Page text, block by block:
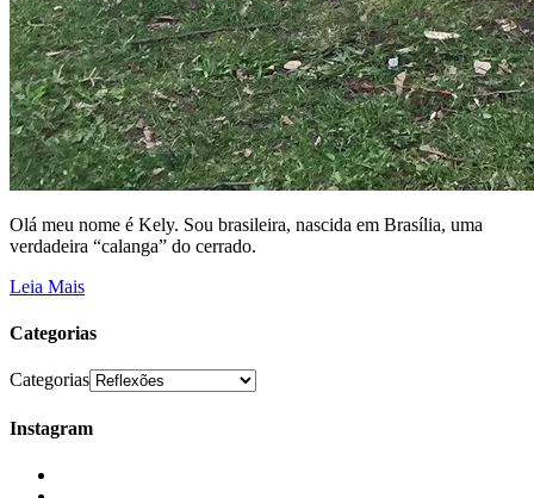
Olá meu nome é Kely. Sou brasileira, nascida em Brasília, uma
verdadeira “calanga” do cerrado.
Leia Mais
Categorias
Categorias
Instagram